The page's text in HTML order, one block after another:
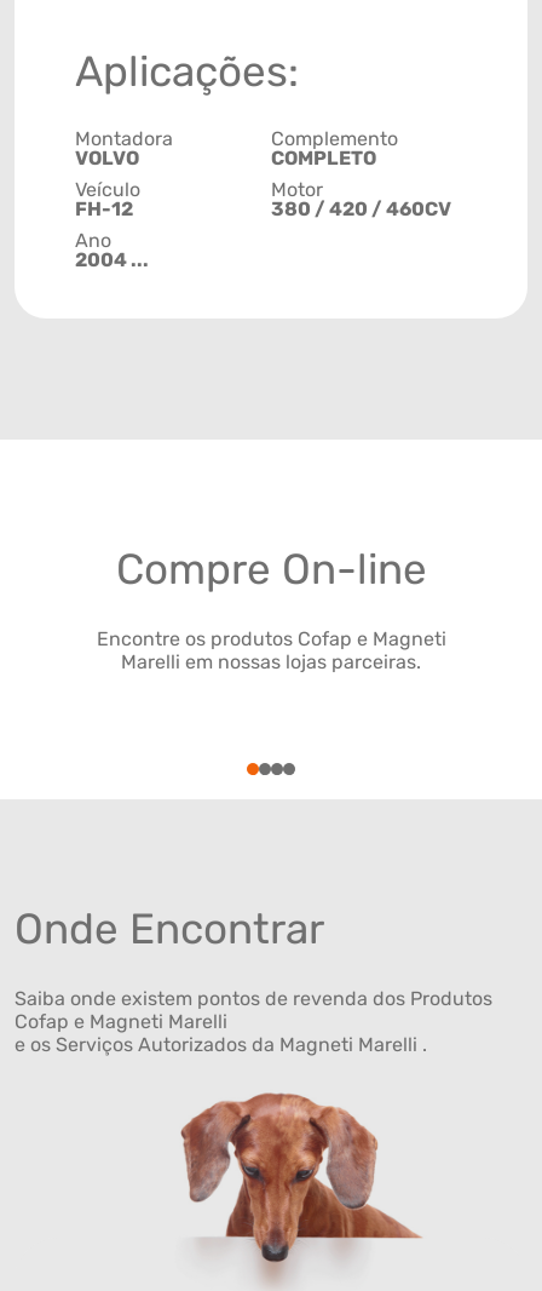
Aplicações:
Montadora
VOLVO
Veículo
FH-12
Ano
2004 ...
Complemento
COMPLETO
Motor
380 / 420 / 460CV
Compre On-line
Encontre os produtos Cofap e Magneti
Marelli em nossas lojas parceiras.
1234
Onde Encontrar
Saiba onde existem pontos de revenda dos Produtos
Cofap e Magneti Marelli
e os Serviços Autorizados da Magneti Marelli .